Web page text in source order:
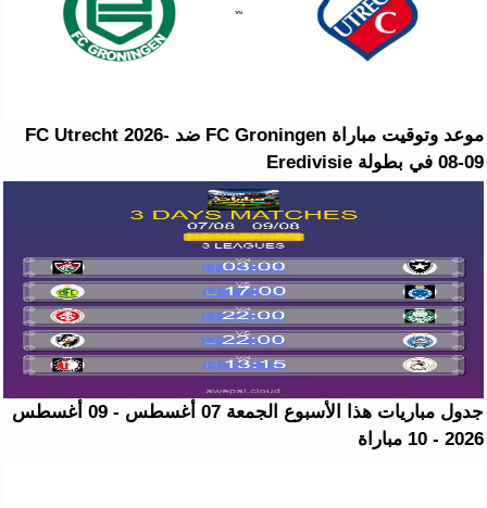
موعد وتوقيت مباراة FC Groningen ضد FC Utrecht 2026-
08-09 في بطولة Eredivisie
جدول مباريات هذا الأسبوع الجمعة 07 أغسطس - 09 أغسطس
2026 - 10 مباراة